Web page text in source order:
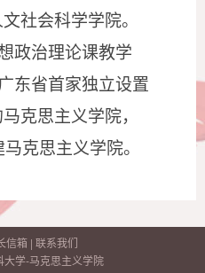
社会科学学院。
政治理论课教学
东省首家独立设置
克思主义学院，
克思主义学院。
信箱 | 联系我们
大学-马克思主义学院